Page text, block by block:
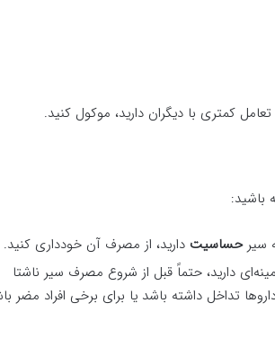
کمتری با دیگران دارید، موکول کنید.
باشید:
سیرحساسیت دارید، از مصرف آن خودداری کنید.
دارید، حتماً قبل از شروع مصرف سیر ناشتا
تداخل داشته باشد یا برای برخی افراد مضر